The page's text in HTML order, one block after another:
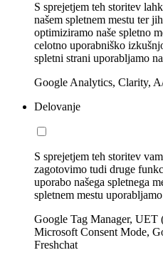
S sprejetjem teh storitev
našem spletnem mestu ter
optimiziramo naše spletno
celotno uporabniško
spletni strani uporabljamo
Google Analytics, Clarity,
Delovanje
S sprejetjem teh storitev
zagotovimo tudi druge
uporabo našega spletnega
spletnem mestu
Google Tag Manager,
Microsoft Consent Mode,
Freshchat